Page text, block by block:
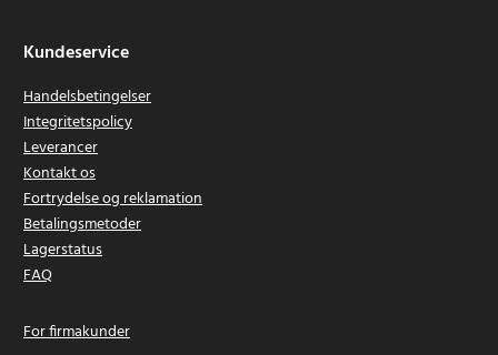
Kundeservice
Handelsbetingelser
Integritetspolicy
Leverancer
Kontakt os
Fortrydelse og reklamation
Betalingsmetoder
Lagerstatus
FAQ
For firmakunder